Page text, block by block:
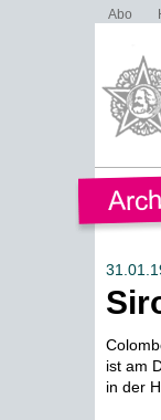
Abo
ist am
in der